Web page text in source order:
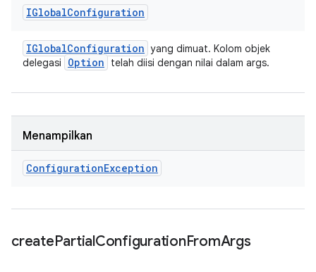
IGlobalConfiguration
IGlobalConfiguration yang dimuat. Kolom objek
delegasi
Option telah diisi dengan nilai dalam args.
Menampilkan
ConfigurationException
createPartialConfigurationFromArgs